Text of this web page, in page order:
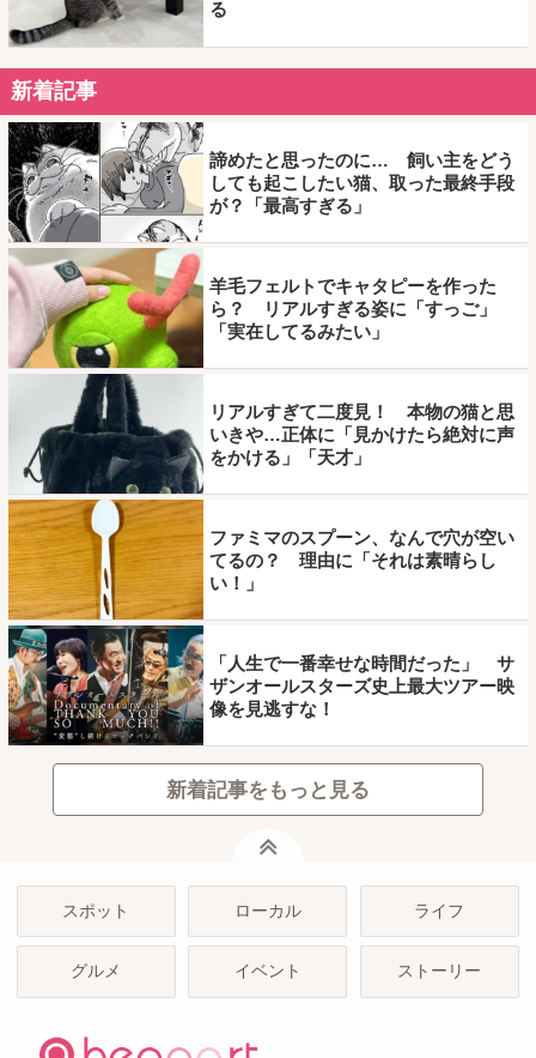
る
新着記事
諦めたと思ったのに… 飼い主をどう
しても起こしたい猫、取った最終手段
が？「最高すぎる」
羊毛フェルトでキャタピーを作った
ら？ リアルすぎる姿に「すっご」
「実在してるみたい」
リアルすぎて二度見！ 本物の猫と思
いきや…正体に「見かけたら絶対に声
をかける」「天才」
ファミマのスプーン、なんで穴が空い
てるの？ 理由に「それは素晴らし
い！」
「人生で一番幸せな時間だった」 サ
ザンオールスターズ史上最大ツアー映
像を見逃すな！
新着記事をもっと見る
スポット ローカル ライフ
グルメ イベント ストーリー